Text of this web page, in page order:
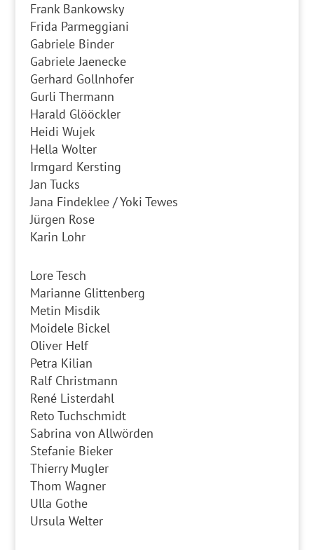
Frank Bankowsky
Frida Parmeggiani
Gabriele Binder
Gabriele Jaenecke
Gerhard Gollnhofer
Gurli Thermann
Harald Glööckler
Heidi Wujek
Hella Wolter
Irmgard Kersting
Jan Tucks
Jana Findeklee / Yoki Tewes
Jürgen Rose
Karin Lohr
Lore Tesch
Marianne Glittenberg
Metin Misdik
Moidele Bickel
Oliver Helf
Petra Kilian
Ralf Christmann
René Listerdahl
Reto Tuchschmidt
Sabrina von Allwörden
Stefanie Bieker
Thierry Mugler
Thom Wagner
Ulla Gothe
Ursula Welter